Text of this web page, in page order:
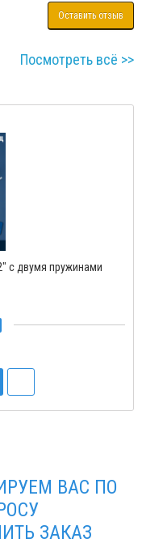
Оставить отзыв
Посмотреть всё >>
Д" с доводчиком
ВАС ПО
ЗАКАЗ